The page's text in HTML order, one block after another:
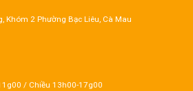
Khóm 2 Phường Bạc Liêu, Cà Mau
/ Chiều 13h00-17g00